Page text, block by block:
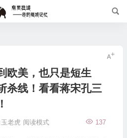
欧美，也只是短生
杀线！看看蒋宋孔三
玉老虎 137
阅读模式